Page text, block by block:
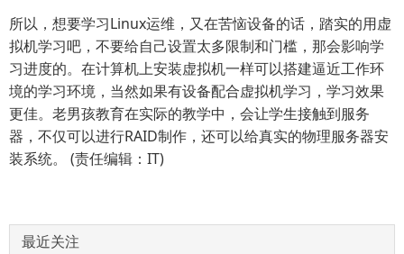
所以，想要学习Linux运维，又在苦恼设备的话，踏实的用虚
拟机学习吧，不要给自己设置太多限制和门槛，那会影响学
习进度的。在计算机上安装虚拟机一样可以搭建逼近工作环
境的学习环境，当然如果有设备配合虚拟机学习，学习效果
更佳。老男孩教育在实际的教学中，会让学生接触到服务
器，不仅可以进行RAID制作，还可以给真实的物理服务器安
装系统。 (责任编辑：IT)
最近关注